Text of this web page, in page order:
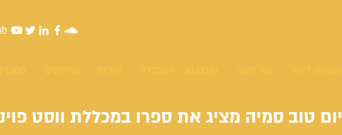
יום טוב סמיה מציג את ספרו במכללת ווסט